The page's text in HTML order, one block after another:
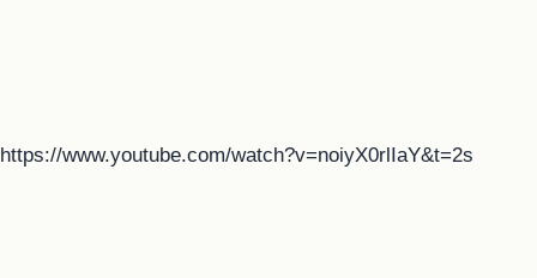
https://www.youtube.com/watch?v=noiyX0rlIaY&t=2s